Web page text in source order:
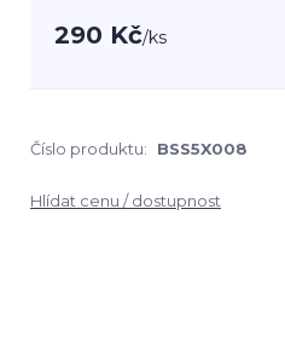
290 Kč/ks
Číslo produktu: BSS5X008
Hlídat cenu / dostupnost